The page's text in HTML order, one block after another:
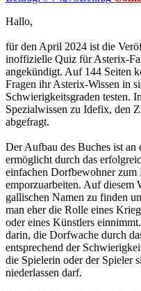
Hallo,
für den April 2024 ist die
inoffizielle Quiz für Asterix-
angekündigt. Auf 144 Seiten
Fragen ihr Asterix-Wissen in
Schwierigkeitsgraden testen.
Spezialwissen zu Idefix, den
abgefragt.
Der Aufbau des Buches ist an
ermöglicht durch das
einfachen Dorfbewohner zum
emporzuarbeiten. Auf diesem
gallischen Namen zu finden
man eher die Rolle eines
oder eines Künstlers
darin, die Dorfwache durch
entsprechend der
die Spielerin oder der Spieler
niederlassen darf.